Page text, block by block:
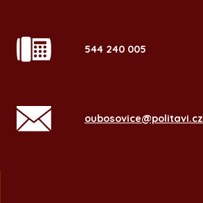
544 240 005
oubosovice@politavi.cz